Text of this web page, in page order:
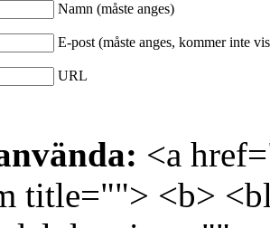
Namn (måste anges)
E-post (måste anges, kommer inte
URL
<a
title=""> <b>